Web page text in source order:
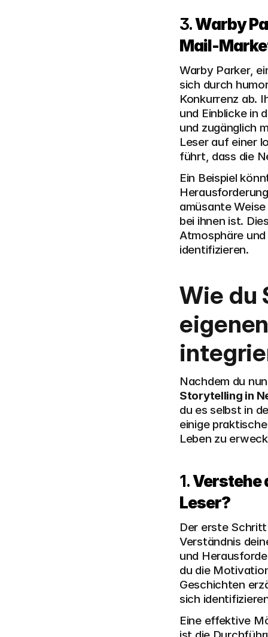
3. Warby
Mail-
Warby Parker,
sich durch
Konkurrenz ab.
und Einblicke in
und zugänglich
Leser auf einer
führt, dass die
Ein Beispiel
amüsante
bei ihnen ist.
Atmosphäre
identifizieren.
Wie du
Storytelling in
du es selbst in
einige
Leben zu
1. Verstehe
Leser?
Der erste
Verständnis
und
du die
Geschichten
sich
Eine effektive